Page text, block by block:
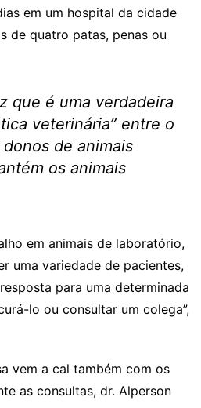
em um hospital da cidade
de quatro patas, penas ou
que é uma verdadeira
veterinária” entre o
de animais
os animais
em animais de laboratório,
uma variedade de pacientes,
para uma determinada
lo ou consultar um colega”,
vem a cal também com os
as consultas, dr. Alperson